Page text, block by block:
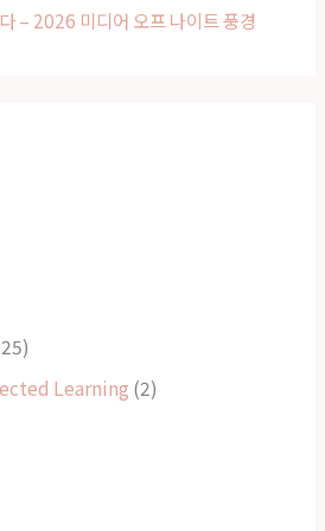
– 2026 미디어 오프 나이트 풍경
Learning (2)